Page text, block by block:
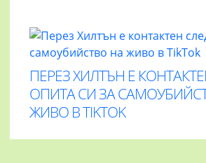
ПЕРЕЗ ХИЛТЪН Е
ОПИТА СИ ЗА
ЖИВО В TIKTOK